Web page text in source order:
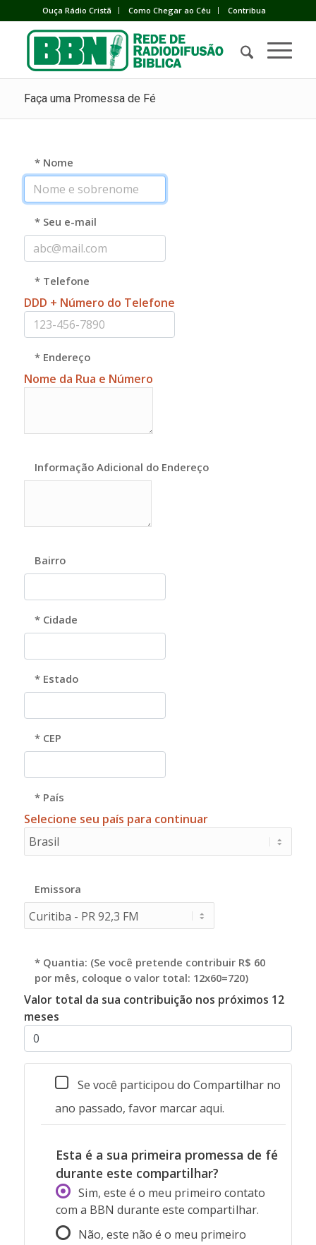
Ouça Rádio Cristã Como Chegar ao Céu Contribua
Faça uma Promessa de Fé
* Nome
* Seu e-mail
* Telefone
DDD + Número do Telefone
* Endereço
Nome da Rua e Número
Informação Adicional do Endereço
Bairro
* Cidade
* Estado
* CEP
* País
Selecione seu país para continuar
Emissora
* Quantia: (Se você pretende contribuir R$ 60
por mês, coloque o valor total: 12x60=720)
Valor total da sua contribuição nos próximos 12
meses
Se você participou do Compartilhar no
ano passado, favor marcar aqui.
Esta é a sua primeira promessa de fé
durante este compartilhar?
Sim, este é o meu primeiro contato
com a BBN durante este compartilhar.
Não, este não é o meu primeiro